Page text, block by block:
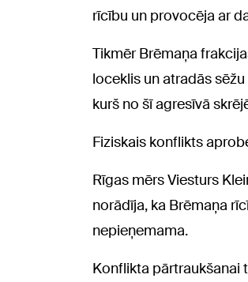
rīcību un provocēja ar
Tikmēr Brēmaņa
loceklis un atradās
kurš no šī agresīvā
Fiziskais konflikts
Rīgas mērs Viesturs
norādīja, ka Brēmaņa
nepieņemama.
Konflikta pārtraukšanai